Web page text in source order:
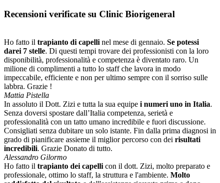
Recensioni verificate su Clinic Biorigeneral
Ho fatto il trapianto di capelli nel mese di gennaio. Se potessi
darei 7 stelle. Di questi tempi trovare dei professionisti con la loro
disponibilità, professionalità e competenza è diventato raro. Un
milione di complimenti a tutto lo staff che lavora in modo
impeccabile, efficiente e non per ultimo sempre con il sorriso sulle
labbra. Grazie !
Mattia Pistella
In assoluto il Dott. Zizi e tutta la sua equipe i numeri uno in Italia.
Senza doversi spostare dall’Italia competenza, serietà e
professionalità con un tatto umano incredibile e fuori discussione.
Consigliati senza dubitare un solo istante. Fin dalla prima diagnosi in
grado di pianificare assieme il miglior percorso con dei risultati
incredibili. Grazie Donato di tutto.
Alessandro Gilormo
Ho fatto il trapianto dei capelli con il dott. Zizi, molto preparato e
professionale, ottimo lo staff, la struttura e l'ambiente. Molto